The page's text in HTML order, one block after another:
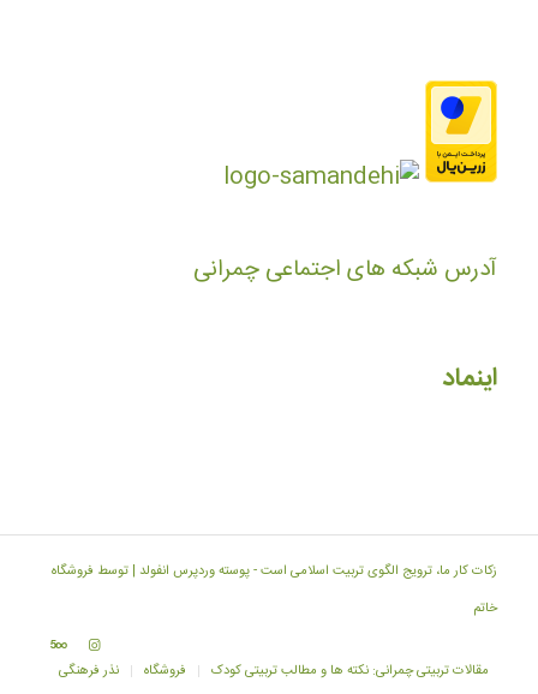
آدرس شبکه های اجتماعی چمرانی
اینماد
زکات کار ما، ترویج الگوی تربیت اسلامی است -پوسته وردپرس انفولد | توسط فروشگاه
خاتم
مقالات تربیتی چمرانی: نکته ها و مطالب تربیتی کودک فروشگاه نذر فرهنگی